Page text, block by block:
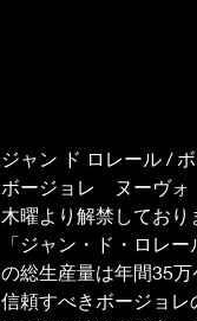
ジャン ド ロレール /
ボージョレ　ヌーヴォ
木曜より解禁しており
「ジャン・ド・ロレ
の総生産量は年間35
信頼すべきボージョレ